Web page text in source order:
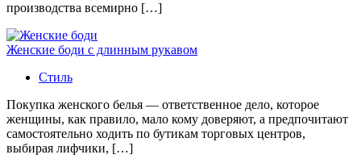
производства всемирно […]
Женские боди с длинным рукавом
Стиль
Покупка женского белья — ответственное дело, которое
женщины, как правило, мало кому доверяют, а предпочитают
самостоятельно ходить по бутикам торговых центров,
выбирая лифчики, […]